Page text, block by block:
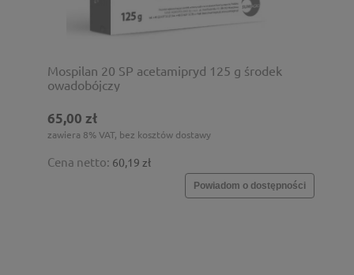
Mospilan 20 SP acetamipryd 125 g środek
owadobójczy
65,00 zł
zawiera 8% VAT, bez kosztów dostawy
Cena netto: 60,19 zł
Powiadom o dostępności